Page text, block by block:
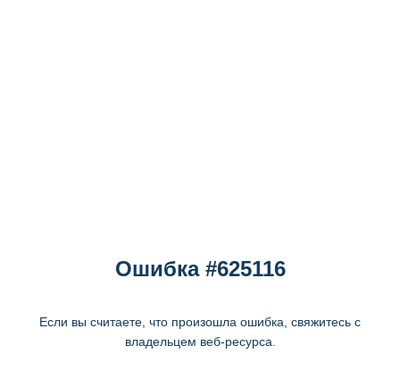
Ошибка #625116
Если вы считаете, что произошла ошибка, свяжитесь с
владельцем веб-ресурса.